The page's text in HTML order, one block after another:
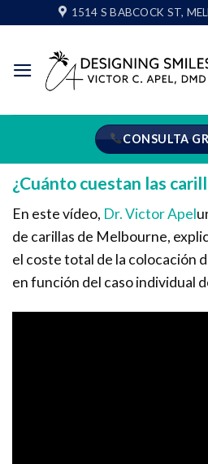
al
contenido
1514 S BABCOCK ST,
CONSULTA
¿Cuánto cuestan las
En este vídeo, Dr. Victor Apel
de carillas de Melbourne,
el coste total de la colocación
en función del caso individual